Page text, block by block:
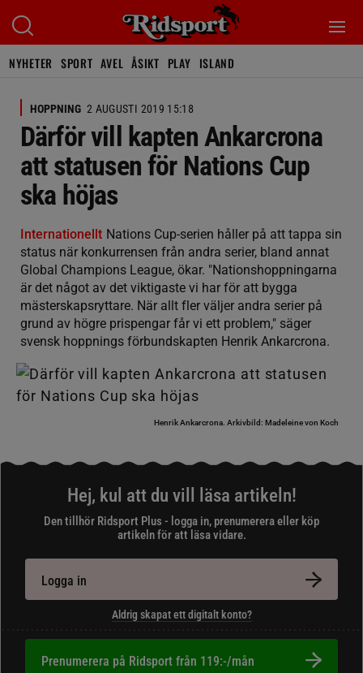
NYHETER SPORT AVEL ÅSIKT PLAY ISLAND
HOPPNING 2 AUGUSTI 2019 15:18
Därför vill kapten Ankarcrona
att statusen för Nations Cup
ska höjas
Internationellt Nations Cup-serien håller på att tappa sin
status när konkurrensen från andra serier, bland annat
Global Champions League, ökar. "Nationshoppningarna
är det något av det viktigaste vi har för att bygga
mästerskapsryttare. När allt fler väljer andra serier på
grund av högre prispengar får vi ett problem," säger
svensk hoppnings förbundskapten Henrik Ankarcrona.
Henrik Ankarcrona. Arkivbild: Madeleine von Koch
Hej, kul att du vill läsa artikeln!
Den tillhör Ridsport Plus - logga in, prenumerera eller köp
artikeln för att läsa vidare.
Logga in
Aldrig skapat ett digitalt konto?
Prenumerera på Ridsport från 119:-/mån